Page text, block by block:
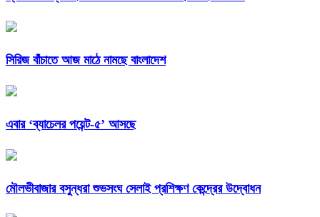
সিরিজ বাঁচাতে আজ মাঠে নামছে বাংলাদেশ
এবার ‘ব্যাচেলর পয়েন্ট-৫’ আসছে
মৌলভীবাজার বসুন্ধরা শুভসংঘ সেলাই প্রশিক্ষণ কেন্দ্রের উদ্বোধন